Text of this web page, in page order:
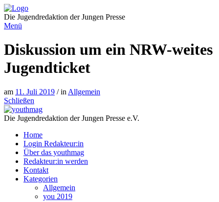
Direkt
zum
Inhalt
Die Jugendredaktion der Jungen Presse
Menü
Diskussion um ein NRW-weites
Jugendticket
am 11. Juli 2019 / in Allgemein
Schließen
Die Jugendredaktion der Jungen Presse e.V.
Home
Login Redakteur:in
Über das youthmag
Redakteur:in werden
Kontakt
Kategorien
Allgemein
you 2019